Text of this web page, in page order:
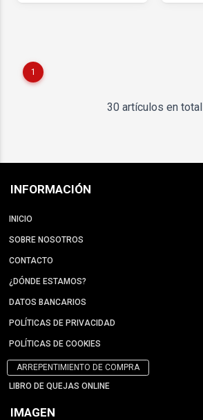
1
30 artículos en total
INFORMACIÓN
INICIO
SOBRE NOSOTROS
CONTACTO
¿DÓNDE ESTAMOS?
DATOS BANCARIOS
POLÍTICAS DE PRIVACIDAD
POLÍTICAS DE COOKIES
ARREPENTIMIENTO DE COMPRA
LIBRO DE QUEJAS ONLINE
IMAGEN